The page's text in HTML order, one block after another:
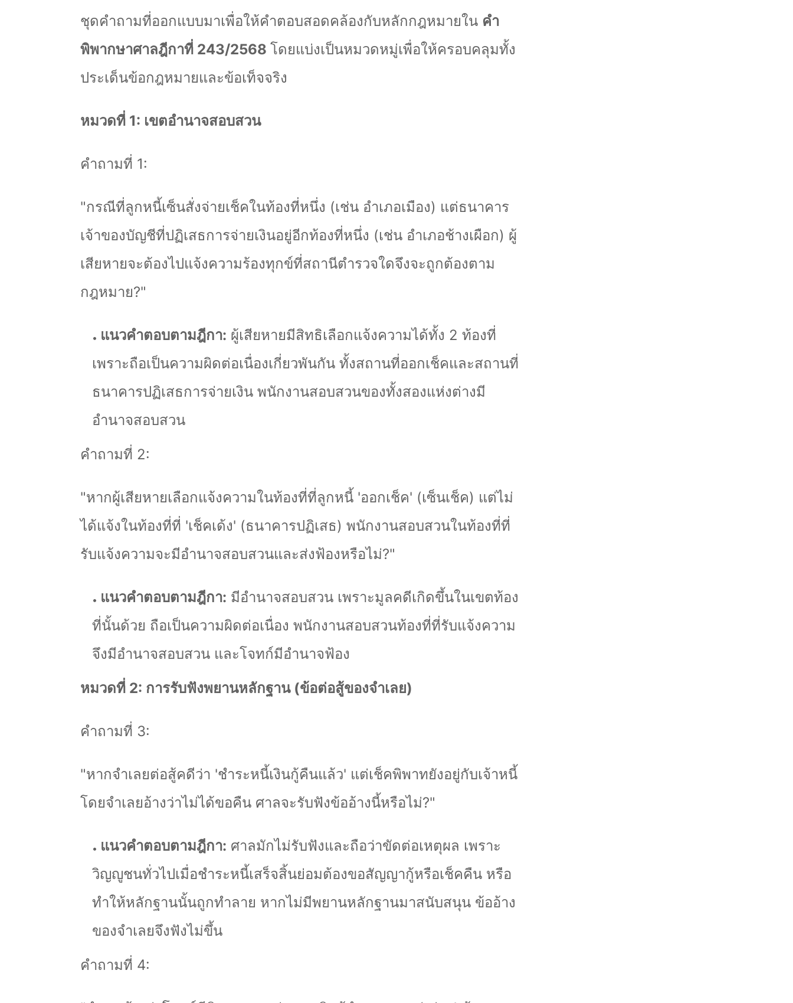
ชุดคำถามที่ออกแบบมาเพื่อให้คำตอบสอดคล้องกับหลักกฎหมายใน คำ
พิพากษาศาลฎีกาที่ 243/2568 โดยแบ่งเป็นหมวดหมู่เพื่อให้ครอบคลุมทั้ง
ประเด็นข้อกฎหมายและข้อเท็จจริง
หมวดที่ 1: เขตอำนาจสอบสวน
คำถามที่ 1:
"กรณีที่ลูกหนี้เซ็นสั่งจ่ายเช็คในท้องที่หนึ่ง (เช่น อำเภอเมือง) แต่ธนาคาร
เจ้าของบัญชีที่ปฏิเสธการจ่ายเงินอยู่อีกท้องที่หนึ่ง (เช่น อำเภอช้างเผือก) ผู้
เสียหายจะต้องไปแจ้งความร้องทุกข์ที่สถานีตำรวจใดจึงจะถูกต้องตาม
กฎหมาย?"
แนวคำตอบตามฎีกา: ผู้เสียหายมีสิทธิเลือกแจ้งความได้ทั้ง 2 ท้องที่
เพราะถือเป็นความผิดต่อเนื่องเกี่ยวพันกัน ทั้งสถานที่ออกเช็คและสถานที่
ธนาคารปฏิเสธการจ่ายเงิน พนักงานสอบสวนของทั้งสองแห่งต่างมี
อำนาจสอบสวน
คำถามที่ 2:
"หากผู้เสียหายเลือกแจ้งความในท้องที่ที่ลูกหนี้ 'ออกเช็ค' (เซ็นเช็ค) แต่ไม่
ได้แจ้งในท้องที่ที่ 'เช็คเด้ง' (ธนาคารปฏิเสธ) พนักงานสอบสวนในท้องที่ที่
รับแจ้งความจะมีอำนาจสอบสวนและส่งฟ้องหรือไม่?"
แนวคำตอบตามฎีกา: มีอำนาจสอบสวน เพราะมูลคดีเกิดขึ้นในเขตท้อง
ที่นั้นด้วย ถือเป็นความผิดต่อเนื่อง พนักงานสอบสวนท้องที่ที่รับแจ้งความ
จึงมีอำนาจสอบสวน และโจทก์มีอำนาจฟ้อง
หมวดที่ 2: การรับฟังพยานหลักฐาน (ข้อต่อสู้ของจำเลย)
คำถามที่ 3:
"หากจำเลยต่อสู้คดีว่า 'ชำระหนี้เงินกู้คืนแล้ว' แต่เช็คพิพาทยังอยู่กับเจ้าหนี้
โดยจำเลยอ้างว่าไม่ได้ขอคืน ศาลจะรับฟังข้ออ้างนี้หรือไม่?"
แนวคำตอบตามฎีกา: ศาลมักไม่รับฟังและถือว่าขัดต่อเหตุผล เพราะ
วิญญูชนทั่วไปเมื่อชำระหนี้เสร็จสิ้นย่อมต้องขอสัญญากู้หรือเช็คคืน หรือ
ทำให้หลักฐานนั้นถูกทำลาย หากไม่มีพยานหลักฐานมาสนับสนุน ข้ออ้าง
ของจำเลยจึงฟังไม่ขึ้น
คำถามที่ 4: